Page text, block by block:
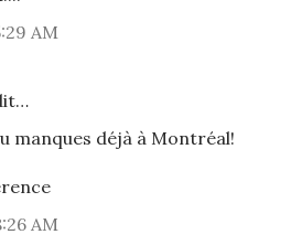
AM
manques déjà à Montréal!
AM